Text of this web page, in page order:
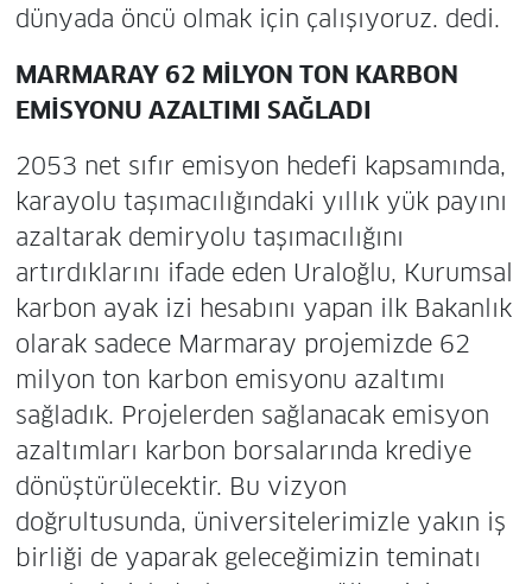
dünyada öncü olmak için çalışıyoruz. dedi.
MARMARAY 62 MİLYON TON KARBON
EMİSYONU AZALTIMI SAĞLADI
2053 net sıfır emisyon hedefi kapsamında,
karayolu taşımacılığındaki yıllık yük payını
azaltarak demiryolu taşımacılığını
artırdıklarını ifade eden Uraloğlu, Kurumsal
karbon ayak izi hesabını yapan ilk Bakanlık
olarak sadece Marmaray projemizde 62
milyon ton karbon emisyonu azaltımı
sağladık. Projelerden sağlanacak emisyon
azaltımları karbon borsalarında krediye
dönüştürülecektir. Bu vizyon
doğrultusunda, üniversitelerimizle yakın iş
birliği de yaparak geleceğimizin teminatı